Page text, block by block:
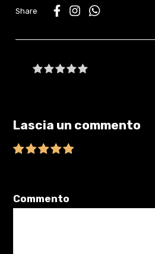
Lascia un commento
Commento